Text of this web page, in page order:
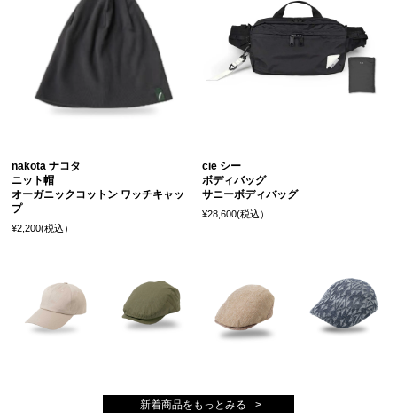
nakota ナコタ
ニット帽
オーガニックコットン ワッチキャッ
プ
¥2,200(税込）
cie シー
ボディバッグ
サニーボディバッグ
¥28,600(税込）
新着商品をもっとみる